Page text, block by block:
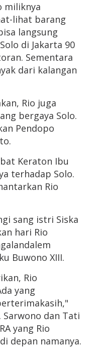
miliknya
lihat barang
langsung
di Jakarta 90
Sementara
dari kalangan
Rio juga
bergaya Solo.
Pendopo
Keraton Ibu
terhadap Solo.
Rio
sang istri Siska
hari Rio
Buwono XIII.
Rio
yang
Sarwono dan Tati
yang Rio
depan namanya.